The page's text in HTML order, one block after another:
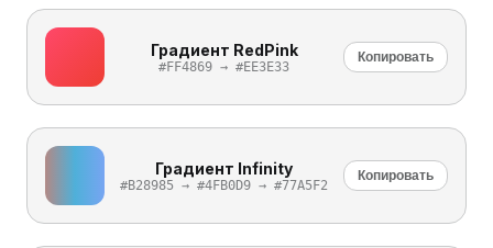
Градиент RedPink
#FF4869 → #EE3E33
Копировать
Градиент Infinity
#B28985 → #4FB0D9 → #77A5F2
Копировать